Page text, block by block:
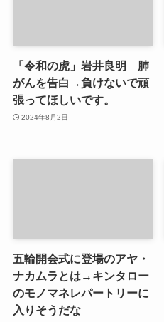
「令和の虎」岩井良明 肺
がんを告白→負けないで頑
張ってほしいです。
2024年8月2日
五輪開会式に登場のアヤ・
ナカムラとは→キンタロー
のモノマネレパートリーに
入りそうだな